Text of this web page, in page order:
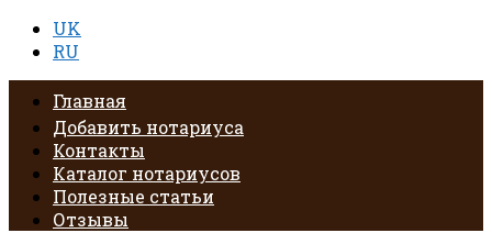
UK
RU
Главная
Добавить нотариуса
Контакты
Каталог нотариусов
Полезные статьи
Отзывы